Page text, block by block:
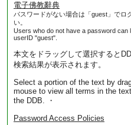
電子佛教辭典
パスワードがない場合は「guest」でロ
い。
Users who do not have a password can
userID "guest".
本文をドラッグして選択すると
検索結果が表示されます。
Select a portion of the text by
mouse to view all terms in the
the DDB. ・
Password Access Policies